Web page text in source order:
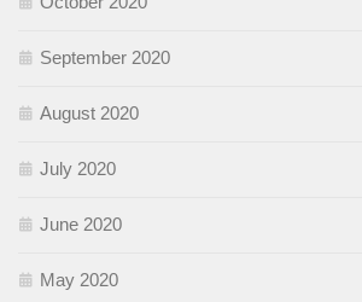
September 2020
August 2020
July 2020
June 2020
May 2020